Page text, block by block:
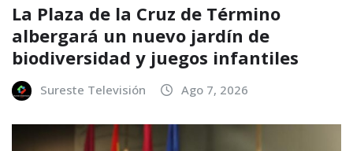
La Plaza de la Cruz de Término
albergará un nuevo jardín de
biodiversidad y juegos infantiles
Sureste Televisión Ago 7, 2026